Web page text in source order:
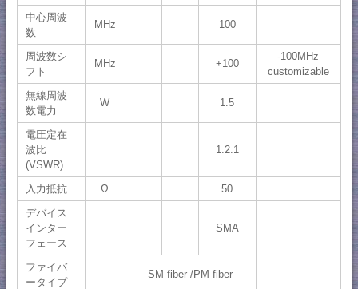
中心周波
数
MHz 100
周波数シ
フト
MHz +100
-100MHz
customizable
無線周波
数電力
W 1.5
電圧定在
波比
(VSWR)
1.2:1
入力抵抗 Ω
50
デバイス
インター
フェース
SMA
ファイバ
ータイプ
SM fiber /PM fiber